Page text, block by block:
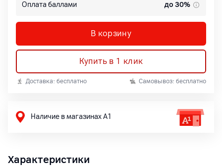
Оплата баллами
до 30%
В корзину
Купить в 1 клик
Доставка: бесплатно Самовывоз: бесплатно
Наличие в магазинах А1
Характеристики